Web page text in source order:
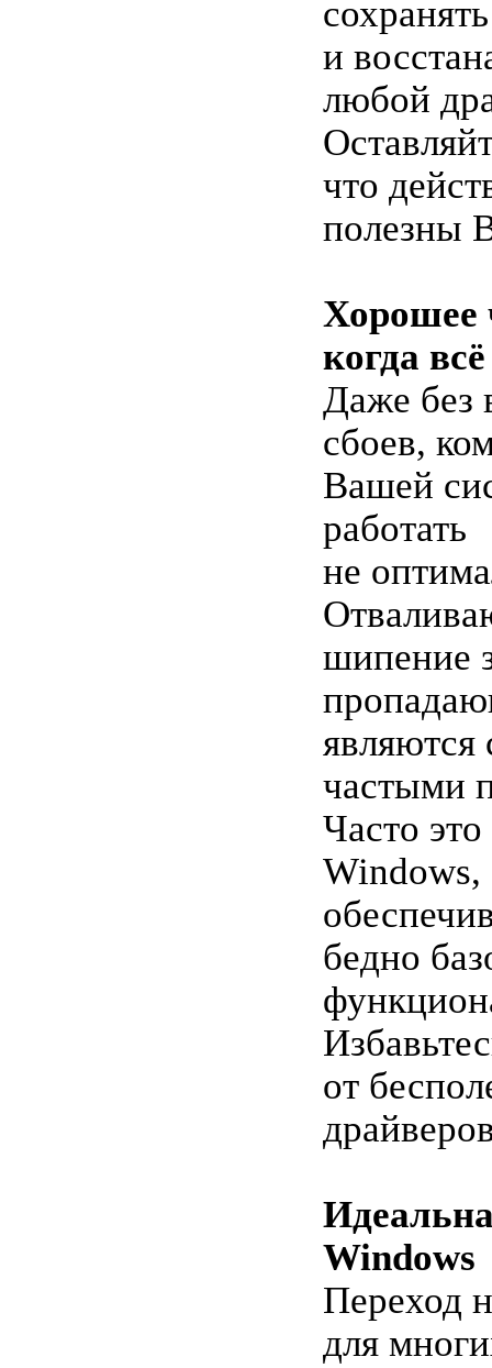
сохранять
и
любой
что
полезны
Хорошее
когда
Даже без
сбоев,
Вашей
работать
не
шипение
частыми
Часто
Windows,
бедно
от
Windows
Переход
для